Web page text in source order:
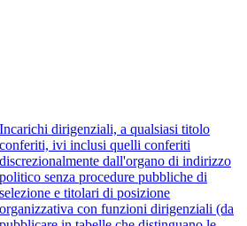
Incarichi dirigenziali, a qualsiasi titolo
conferiti, ivi inclusi quelli conferiti
discrezionalmente dall'organo di indirizzo
politico senza procedure pubbliche di
selezione e titolari di posizione
organizzativa con funzioni dirigenziali (da